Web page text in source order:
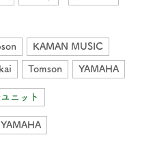
KAMAN MUSIC
Tomson YAMAHA
ニット
YAMAHA